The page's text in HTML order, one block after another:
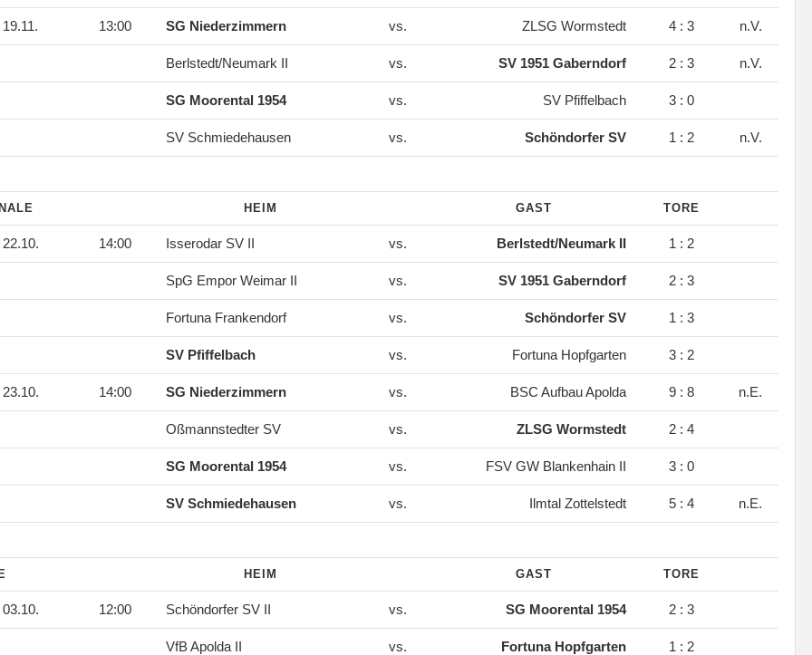
19.11. 13:00 SG Niederzimmern vs. ZLSG Wormstedt 4 : 3 n.V.
Berlstedt/Neumark II vs. SV 1951 Gaberndorf 2 : 3 n.V.
SG Moorental 1954 vs. SV Pfiffelbach 3 : 0
SV Schmiedehausen vs. Schöndorfer SV 1 : 2 n.V.
HEIM GAST TORE
22.10. 14:00 Isserodar SV II vs. Berlstedt/Neumark II 1 : 2
SpG Empor Weimar II vs. SV 1951 Gaberndorf 2 : 3
Fortuna Frankendorf vs. Schöndorfer SV 1 : 3
SV Pfiffelbach vs. Fortuna Hopfgarten 3 : 2
23.10. 14:00 SG Niederzimmern vs. BSC Aufbau Apolda 9 : 8 n.E.
Oßmannstedter SV vs. ZLSG Wormstedt 2 : 4
SG Moorental 1954 vs. FSV GW Blankenhain II 3 : 0
SV Schmiedehausen vs. Ilmtal Zottelstedt 5 : 4 n.E.
HEIM GAST TORE
03.10. 12:00 Schöndorfer SV II vs. SG Moorental 1954 2 : 3
VfB Apolda II vs. Fortuna Hopfgarten 1 : 2